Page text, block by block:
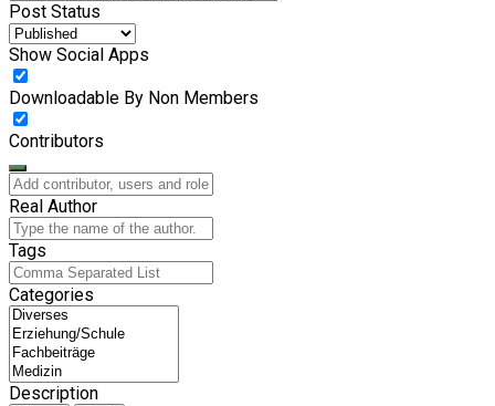
Post Status
Show Social Apps
Downloadable By Non Members
Contributors
Real Author
Tags
Categories
Description